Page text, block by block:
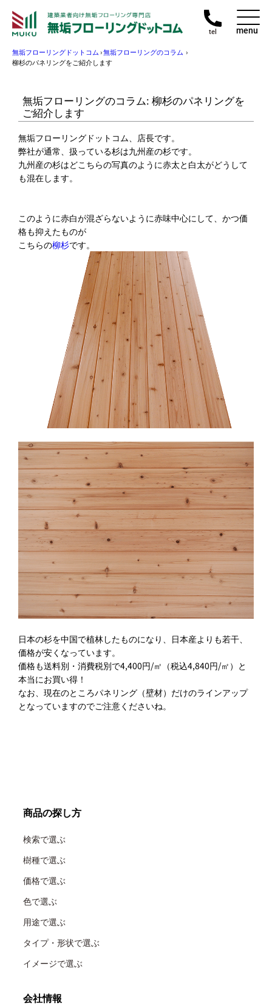
tel menu
無垢フローリングドットコム›無垢フローリングのコラム ›
柳杉のパネリングをご紹介します
無垢フローリングのコラム: 柳杉のパネリングを
ご紹介します
無垢フローリングドットコム、店長です。
弊社が通常、扱っている杉は九州産の杉です。
九州産の杉はどこちらの写真のように赤太と白太がどうして
も混在します。
このように赤白が混ざらないように赤味中心にして、かつ価
格も抑えたものが
こちらの柳杉です。
日本の杉を中国で植林したものになり、日本産よりも若干、
価格が安くなっています。
価格も送料別・消費税別で4,400円/㎡ （税込4,840円/㎡） と
本当にお買い得！
なお、現在のところパネリング（壁材）だけのラインアップ
となっていますのでご注意くださいね。
商品の探し方
検索で選ぶ
樹種で選ぶ
価格で選ぶ
色で選ぶ
用途で選ぶ
タイプ・形状で選ぶ
イメージで選ぶ
会社情報